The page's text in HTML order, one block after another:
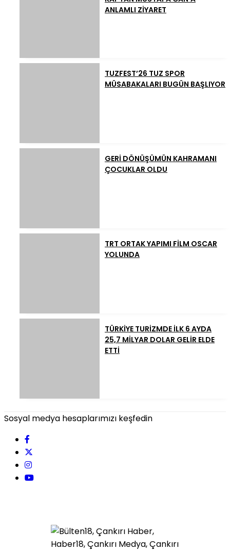
ANLAMLI ZİYARET
TUZFEST’26 TUZ SPOR
MÜSABAKALARI BUGÜN BAŞLIYOR
GERİ DÖNÜŞÜMÜN KAHRAMANI
ÇOCUKLAR OLDU
TRT ORTAK YAPIMI FİLM OSCAR
YOLUNDA
TÜRKİYE TURİZMDE İLK 6 AYDA
25,7 MİLYAR DOLAR GELİR ELDE
ETTİ
Sosyal medya hesaplarımızı keşfedin